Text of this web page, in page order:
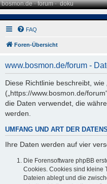
bosmon.de·forum·doku
FAQ
Foren-Übersicht
www.bosmon.de/forum -
Diese Richtlinie beschreibt, wie
(„https://www.bosmon.de/
die Daten verwendet, die
werden.
UMFANG UND ART DER
Ihre Daten werden auf vier
Die Forensoftware phpBB
Cookies. Cookies sind kleine
Dateien ablegt und die